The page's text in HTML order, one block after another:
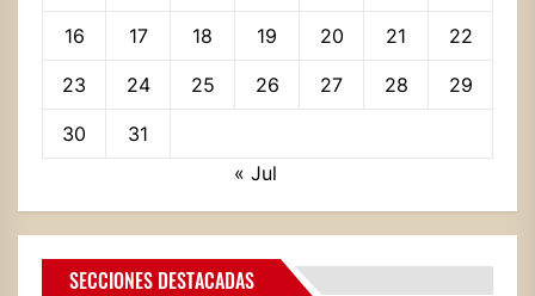
16 17 18 19 20 21 22
23 24 25 26 27 28 29
30
31
« Jul
SECCIONES DESTACADAS